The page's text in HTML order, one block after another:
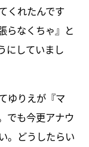
くれたんです
らなくちゃ』と
にしていまし
ゆりえが『マ
でも今更アナウ
。どうしたらい